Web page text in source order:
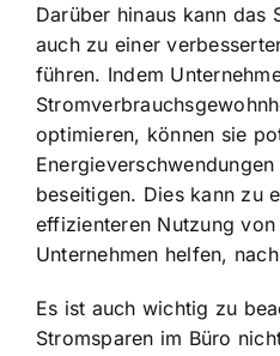
Darüber hinaus kann das
auch zu einer
führen. Indem
optimieren, können sie
beseitigen. Dies kann zu
effizienteren Nutzung
Unternehmen helfen,
Es ist auch wichtig zu
Stromsparen im Büro